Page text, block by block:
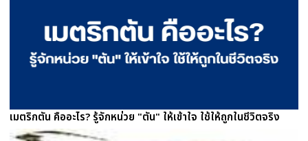
เมตริกตัน คืออะไร? รู้จักหน่วย "ตัน" ให้เข้าใจ ใช้ให้ถูกในชีวิตจริง